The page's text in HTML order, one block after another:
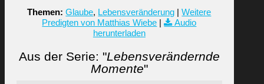
Themen: Glaube, Lebensveränderung |Weitere
Predigten von Matthias Wiebe |
Audio
herunterladen
Aus der Serie: "Lebensverändernde
Momente"